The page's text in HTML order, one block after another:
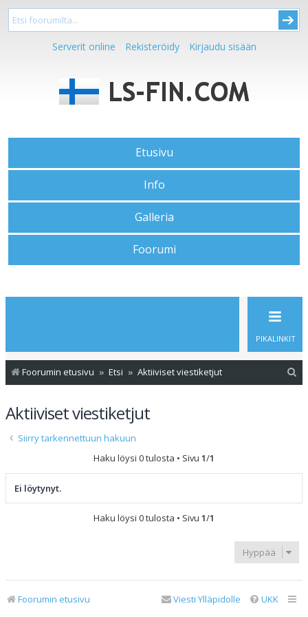
Serverit online Rekisteröidy Kirjaudu sisään
Etusivu
Info
Galleria
Foorumi
PIKALINKIT
Foorumin etusivu Etsi Aktiiviset viestiketjut
Aktiiviset viestiketjut
Siirry tarkennettuun hakuun
Haku löysi 0 tulosta • Sivu 1/1
Ei löytynyt.
Haku löysi 0 tulosta • Sivu 1/1
Hyppää
Foorumin etusivu UKK
Viesti Ylläpidolle